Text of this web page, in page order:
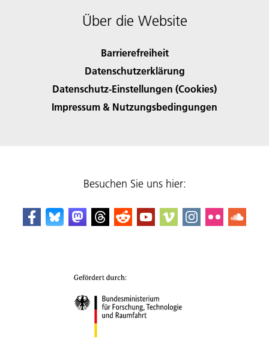
Über die Website
Barrierefreiheit
Datenschutzerklärung
Datenschutz-Einstellungen (Cookies)
Impressum & Nutzungsbedingungen
Besuchen Sie uns hier: